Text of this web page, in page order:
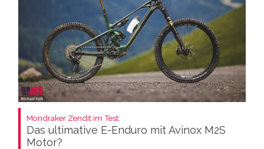
Mondraker Zendit im Test:
Das ultimative E-Enduro mit Avinox M2S
Motor?